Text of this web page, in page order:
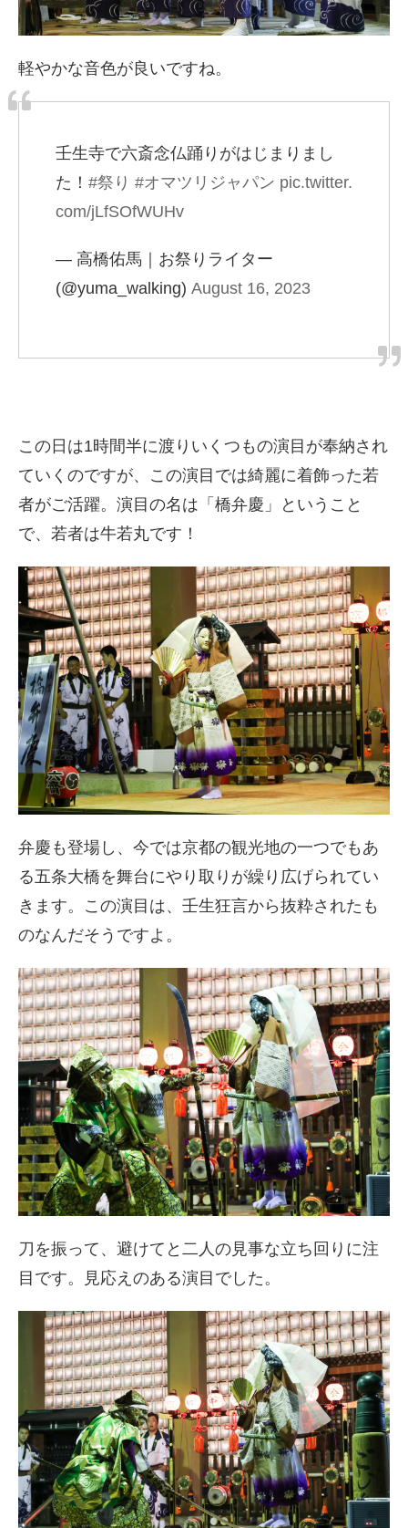
軽やかな音色が良いですね。
壬生寺で六斎念仏踊りがはじまりまし
た！ #祭り #オマツリジャパン pic.twitter.
com/jLfSOfWUHv
— 高橋佑馬｜お祭りライター
(@yuma_walking) August 16, 2023
この日は1時間半に渡りいくつもの演目が奉納され
ていくのですが、この演目では綺麗に着飾った若
者がご活躍。演目の名は「橋弁慶」ということ
で、若者は牛若丸です！
弁慶も登場し、今では京都の観光地の一つでもあ
る五条大橋を舞台にやり取りが繰り広げられてい
きます。この演目は、壬生狂言から抜粋されたも
のなんだそうですよ。
刀を振って、避けてと二人の見事な立ち回りに注
目です。見応えのある演目でした。